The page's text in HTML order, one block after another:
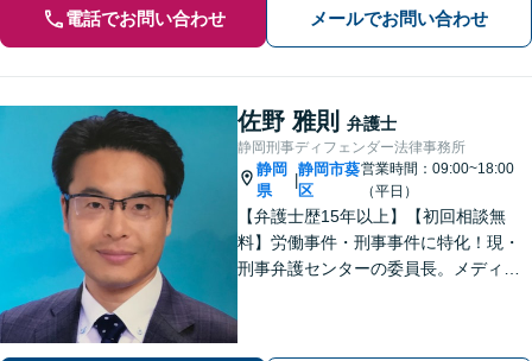
電話でお問い合わせ メールでお問い合わせ
佐野 雅則 弁護士
静岡刑事ディフェンダー法律事務所
静岡
県
静岡市葵
区
営業時間：09:00~18:00
（平日）
【弁護士歴15年以上】【初回相談無
料】労働事件・刑事事件に特化！現・
刑事弁護センターの委員長。メディア